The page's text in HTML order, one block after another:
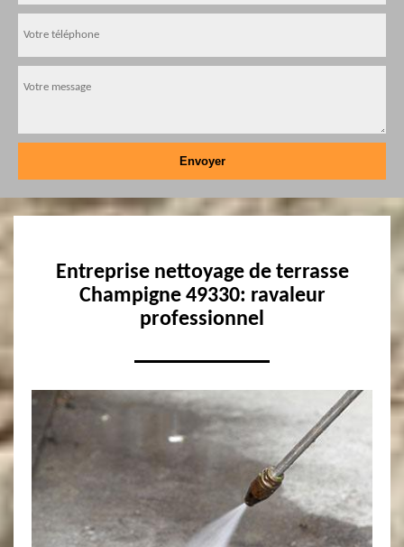
Entreprise nettoyage de terrasse
Champigne 49330: ravaleur
professionnel